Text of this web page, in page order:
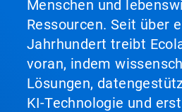
Menschen und
Ressourcen. Seit über
Jahrhundert treibt
voran, indem
Lösungen,
KI-Technologie und